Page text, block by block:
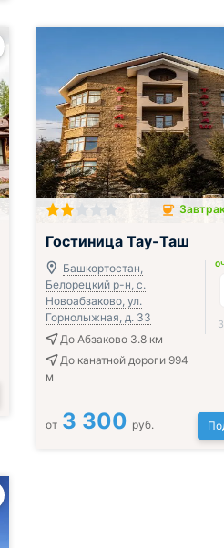
Завтрак включён
Гостиница Тау-Таш
Башкортостан,
Белорецкий р-н, с.
Новоабзаково, ул.
Горнолыжная, д. 33
До Абзаково 3.8 км
До канатной дороги 994
м
от 3 300 руб.